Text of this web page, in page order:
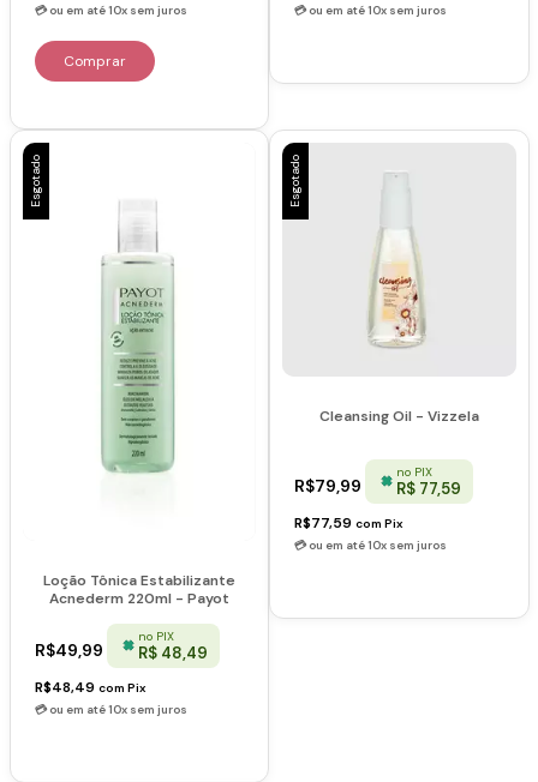
Esgotado
Loção Tônica Estabilizante
Acnederm 220ml - Payot
R$49,99
no PIX
R$ 48,49
R$48,49 com Pix
Esgotado
Cleansing Oil - Vizzela
R$79,99
no PIX
R$ 77,59
R$77,59 com Pix